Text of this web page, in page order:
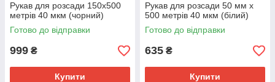
Рукав для розсади 150х500
метрів 40 мкм (чорний)
Готово до відправки
999 ₴
Купити
Рукав для розсади 50 мм х
500 метрів 40 мкм (білий)
Готово до відправки
635 ₴
Купити